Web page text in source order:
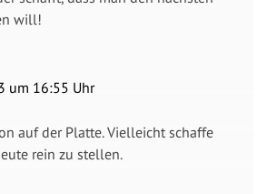
will!
um 16:55 Uhr
auf der Platte. Vielleicht schaffe
rein zu stellen.